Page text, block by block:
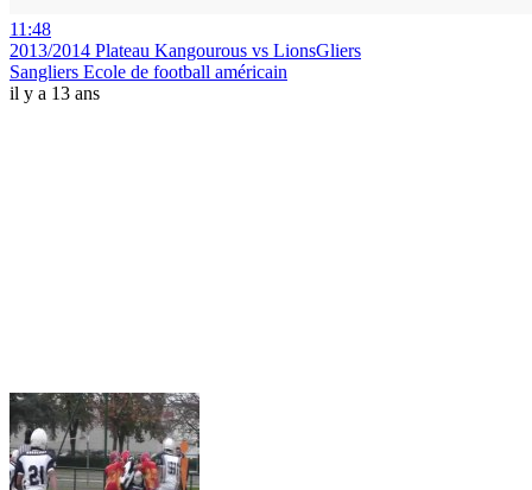
11:48
2013/2014 Plateau Kangourous vs LionsGliers
Sangliers Ecole de football américain
il y a 13 ans